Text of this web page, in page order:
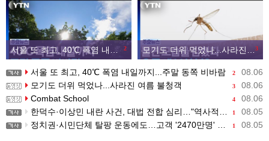
2
서울 또 최고, 40℃ 폭염 내일까지...주말 동쪽 비바람 3
모기도 더위 먹었나...사라진 여름 불청객
2 08.06
서울 또 최고, 40℃ 폭염 내일까지...주말 동쪽 비바람
3 08.06
모기도 더위 먹었나...사라진 여름 불청객
4 08.06
Combat School
1 08.05
한덕수·이상민 내란 사건, 대법 전합 심리…"역사적 사법평가"(종합)
1 08.05
정치권·시민단체 탈팡 운동에도…고객 '2470만명' 원상 회복, "고물가에 돌팡"